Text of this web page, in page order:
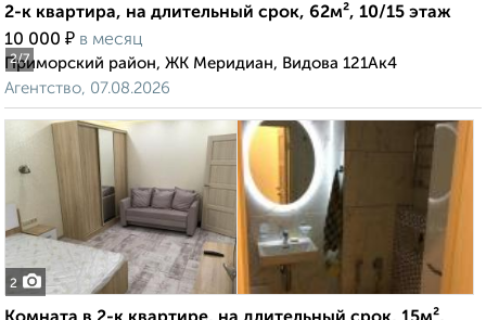
2/7
2-к квартира, на длительный срок, 62м², 10/15 этаж
10 000 ₽ в месяц
Приморский район, ЖК Меридиан, Видова 121Ак4
Агентство, 07.08.2026
2